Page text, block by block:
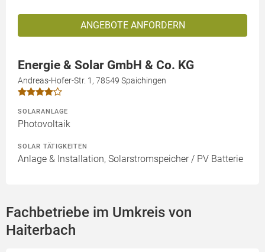
ANGEBOTE ANFORDERN
Energie & Solar GmbH & Co. KG
Andreas-Hofer-Str. 1, 78549 Spaichingen
SOLARANLAGE
Photovoltaik
SOLAR TÄTIGKEITEN
Anlage & Installation, Solarstromspeicher / PV Batterie
Fachbetriebe im Umkreis von
Haiterbach